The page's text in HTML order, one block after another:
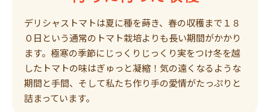
デリシャストマトは夏に種を蒔き、春の収穫まで１８
０日という通常のトマト栽培よりも長い期間がかかり
ます。極寒の季節にじっくりじっくり実をつけ冬を越
したトマトの味はぎゅっと凝縮！気の遠くなるような
期間と手間、そして私たち作り手の愛情がたっぷりと
詰まっています。